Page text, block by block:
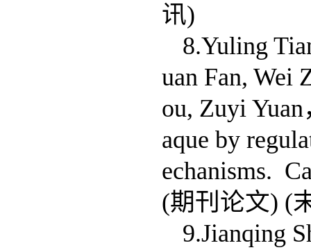
讯)
8.Yuling
uan Fan, Wei
ou, Zuyi
aque by
echanisms.
(期刊论文) (
9.Jianqing